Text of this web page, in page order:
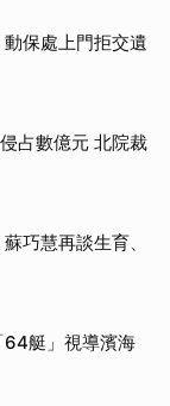
保處上門拒交遺
占數億元 北院裁
巧慧再談生育、
艇」視導濱海